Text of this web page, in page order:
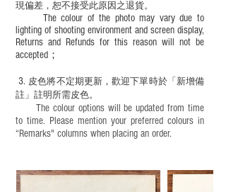
現偏差，恕不接受此原因之退貨。
The colour of the photo may vary due to
lighting of shooting environment and screen display,
Returns and Refunds for this reason will not be
accepted；
3. 皮色將不定期更新，歡迎下單時於「新增備
註」註明 所需皮色。
The colour options will be updated from time
to time. Please mention your preferred colours in
“Remarks" columns when placing an order.